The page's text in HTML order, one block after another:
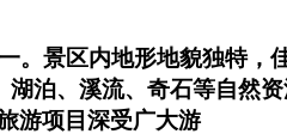
景区内地形地貌独特，
泊、溪流、奇石等自然
游项目深受广大游